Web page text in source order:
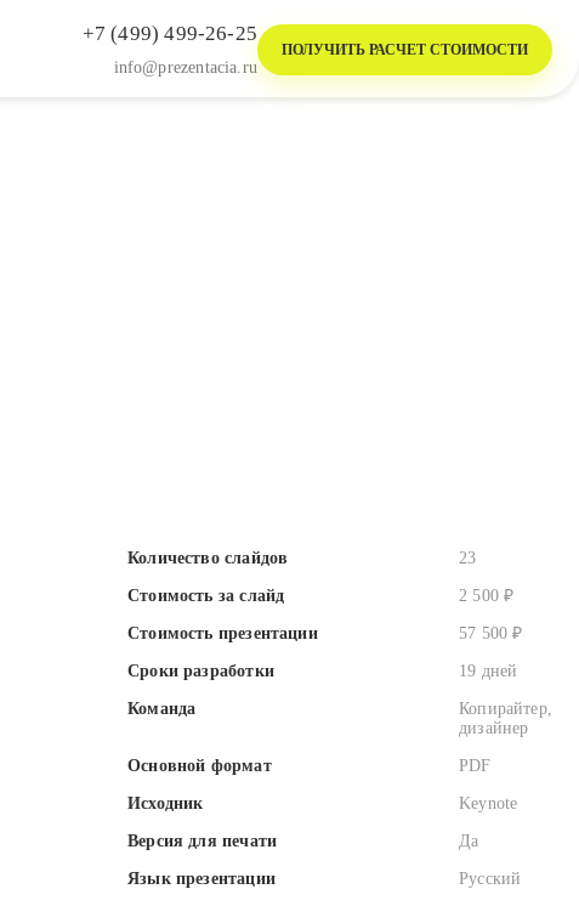
+7 (499) 499-26-25
info@prezentacia.ru
ПОЛУЧИТЬ РАСЧЕТ СТОИМОСТИ
Количество слайдов 23
Стоимость за слайд 2 500 ₽
Стоимость презентации 57 500 ₽
Сроки разработки 19 дней
Команда
Копирайтер,
дизайнер
Основной формат PDF
Исходник Keynote
Версия для печати Да
Язык презентации Русский